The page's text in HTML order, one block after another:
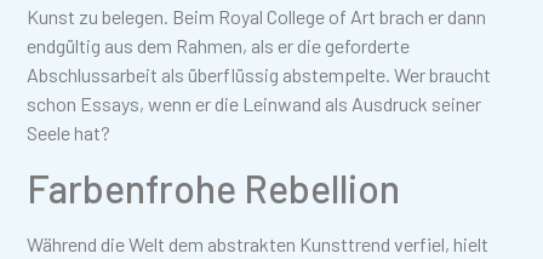
Kunst zu belegen. Beim Royal College of Art brach er dann
endgültig aus dem Rahmen, als er die geforderte
Abschlussarbeit als überflüssig abstempelte. Wer braucht
schon Essays, wenn er die Leinwand als Ausdruck seiner
Seele hat?
Farbenfrohe Rebellion
Während die Welt dem abstrakten Kunsttrend verfiel, hielt